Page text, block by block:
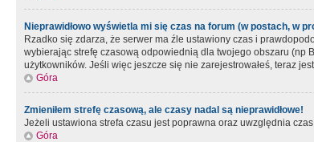
Nieprawidłowo wyświetla mi się czas na forum (w postach, w
Rzadko się zdarza, że serwer ma źle ustawiony czas i
wybierając strefę czasową odpowiednią dla twojego obszaru (np
użytkowników. Jeśli więc jeszcze się nie zarejestrowałeś, teraz
Góra
Zmieniłem strefę czasową, ale czasy nadal są nieprawidłowe!
Jeżeli ustawiona strefa czasu jest poprawna oraz uwzględnia
Góra